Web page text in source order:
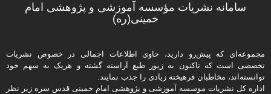
سامانه نشریات مؤسسه آموزشی و پژوهشی امام
خمینی(ره)
مجموعه‌ای که پیش‌رو دارید،‌ حاوی اطلاعات اجمالی در خصوص نشریات
تخصصی است که تاکنون به زیور طبع آراسته گشته و هریک به سهم خود
توانسته‌اند، مخاطبان فرهیخته‌ زیادی را جذب نمایند.
اداره كل نشریات موسسه آموزشی و پژوهشی امام خمینی قدس سره زیر نظر